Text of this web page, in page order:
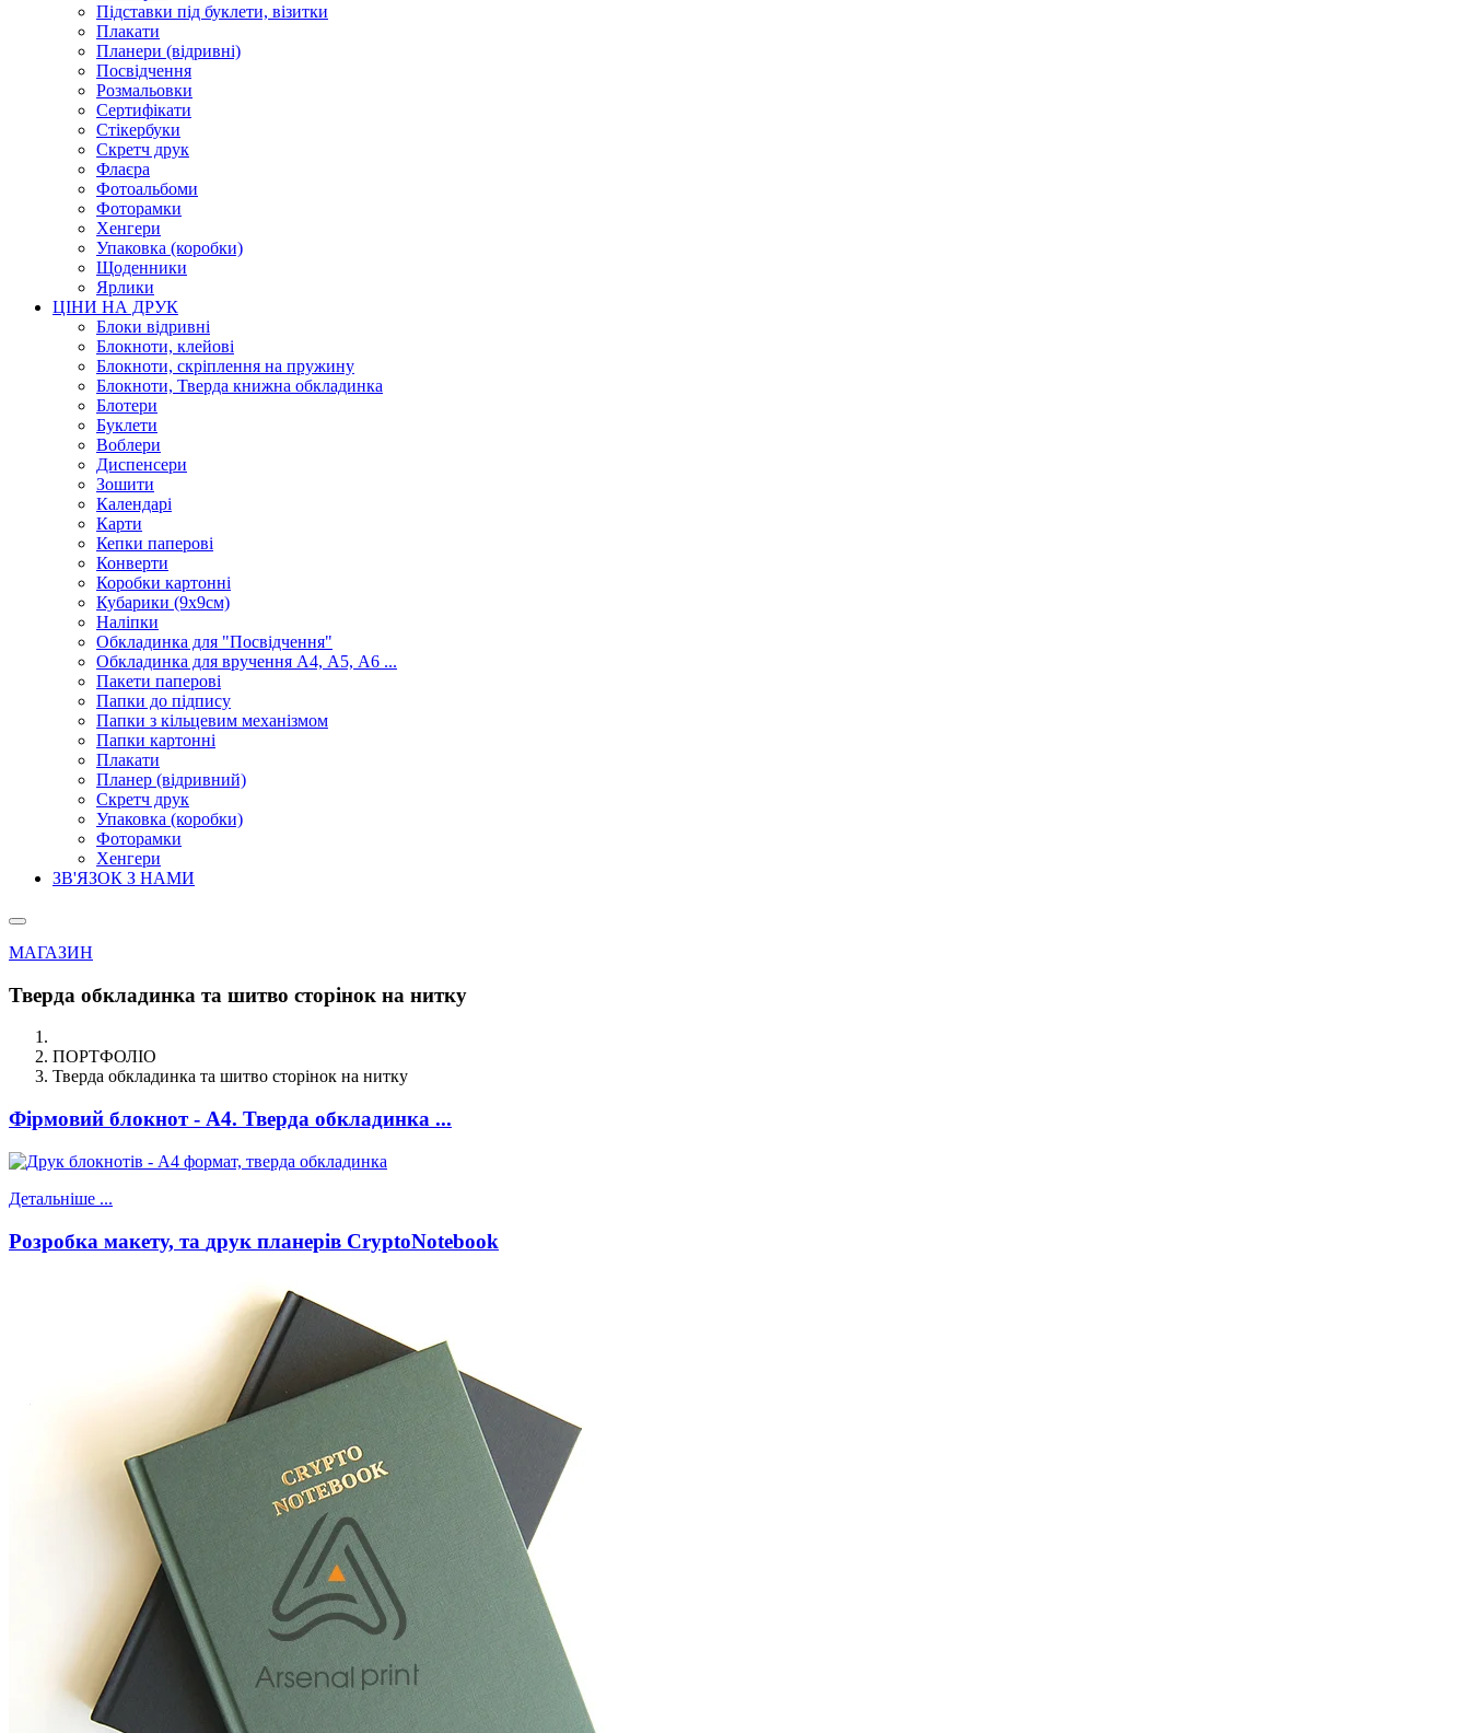
Підставки під буклети, візитки
Плакати
Планери (відривні)
Посвідчення
Розмальовки
Сертифікати
Стікербуки
Скретч друк
Флаєра
Фотоальбоми
Фоторамки
Хенгери
Упаковка (коробки)
Щоденники
Ярлики
ЦІНИ НА ДРУК
Блоки відривні
Блокноти, клейові
Блокноти, скріплення на пружину
Блокноти, Тверда книжна обкладинка
Блотери
Буклети
Воблери
Диспенсери
Зошити
Календарі
Карти
Кепки паперові
Конверти
Коробки картонні
Кубарики (9х9см)
Наліпки
Обкладинка для "Посвідчення"
Обкладинка для вручення А4, А5, А6 ...
Пакети паперові
Папки до підпису
Папки з кільцевим механізмом
Папки картонні
Плакати
Планер (відривний)
Скретч друк
Упаковка (коробки)
Фоторамки
Хенгери
ЗВ'ЯЗОК З НАМИ
МАГАЗИН
Тверда обкладинка та шитво сторінок на нитку
ПОРТФОЛІО
Тверда обкладинка та шитво сторінок на нитку
Фірмовий блокнот - А4. Тверда обкладинка ...
Детальніше ...
Розробка макету, та друк планерів CryptoNotebook